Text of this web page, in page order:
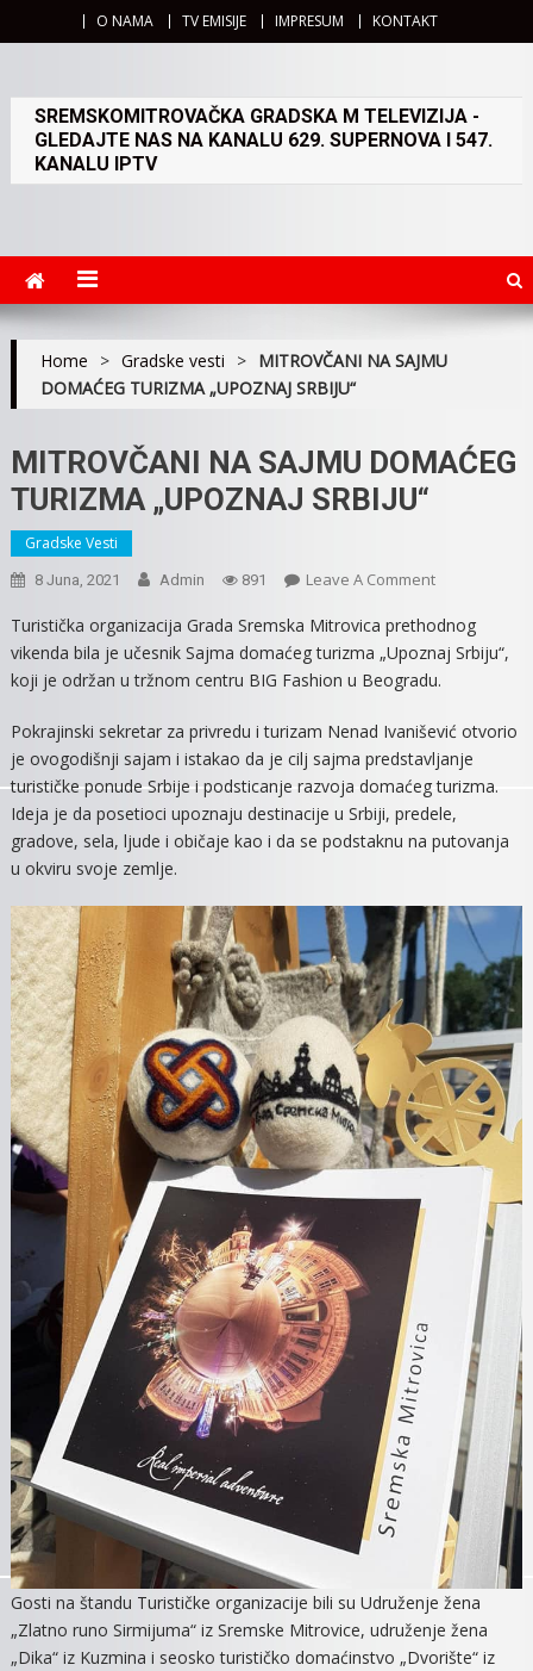
O NAMA TV EMISIJE IMPRESUM KONTAKT
SREMSKOMITROVAČKA GRADSKA M TELEVIZIJA -
GLEDAJTE NAS NA KANALU 629. SUPERNOVA I 547.
KANALU IPTV
Home > Gradske vesti > MITROVČANI NA SAJMU
DOMAĆEG TURIZMA „UPOZNAJ SRBIJU“
MITROVČANI NA SAJMU DOMAĆEG
TURIZMA „UPOZNAJ SRBIJU“
Gradske Vesti
8 Juna, 2021 Admin 891 Leave A CommentOn
NA
SAJMU
DOMAĆEG
„UPOZNAJ
SRBIJU“
Turistička organizacija Grada Sremska Mitrovica prethodnog
vikenda bila je učesnik Sajma domaćeg turizma „Upoznaj Srbiju“,
koji je održan u tržnom centru BIG Fashion u Beogradu.
Pokrajinski sekretar za privredu i turizam Nenad Ivanišević otvorio
je ovogodišnji sajam i istakao da je cilj sajma predstavljanje
turističke ponude Srbije i podsticanje razvoja domaćeg turizma.
Ideja je da posetioci upoznaju destinacije u Srbiji, predele,
gradove, sela, ljude i običaje kao i da se podstaknu na putovanja
u okviru svoje zemlje.
Gosti na štandu Turističke organizacije bili su Udruženje žena
„Zlatno runo Sirmijuma“ iz Sremske Mitrovice, udruženje žena
„Dika“ iz Kuzmina i seosko turističko domaćinstvo „Dvorište“ iz